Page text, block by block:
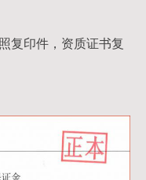
复印件，资质证书复